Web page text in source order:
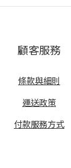
顧客服務
條款與細則
運送政策
付款服務方式